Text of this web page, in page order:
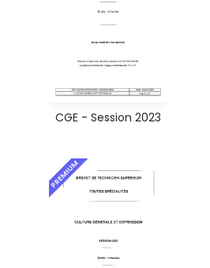
CGE - Session 2023
PREMIUM